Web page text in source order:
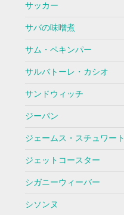
サッカー
サバの味噌煮
サム・ペキンパー
サルバトーレ・カシオ
サンドウィッチ
ジーパン
ジェームス・スチュワート
ジェットコースター
シガニーウィーバー
シソンヌ